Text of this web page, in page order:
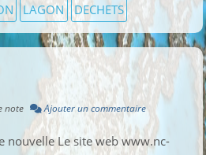
LAGON DECHETS
note Ajouter un commentaire
nouvelle Le site web www.nc-